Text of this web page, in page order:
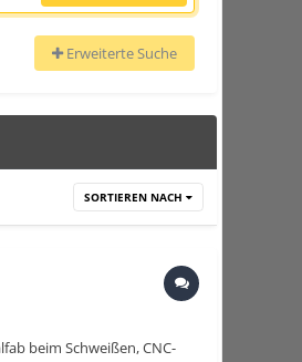
Erweiterte Suche
SORTIEREN NACH
beim Schweißen, CNC-